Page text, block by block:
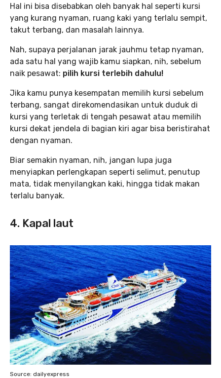
Hal ini bisa disebabkan oleh banyak hal seperti kursi
yang kurang nyaman, ruang kaki yang terlalu sempit,
takut terbang, dan masalah lainnya.
Nah, supaya perjalanan jarak jauhmu tetap nyaman,
ada satu hal yang wajib kamu siapkan, nih, sebelum
naik pesawat: pilih kursi terlebih dahulu!
Jika kamu punya kesempatan memilih kursi sebelum
terbang, sangat direkomendasikan untuk duduk di
kursi yang terletak di tengah pesawat atau memilih
kursi dekat jendela di bagian kiri agar bisa beristirahat
dengan nyaman.
Biar semakin nyaman, nih, jangan lupa juga
menyiapkan perlengkapan seperti selimut, penutup
mata, tidak menyilangkan kaki, hingga tidak makan
terlalu banyak.
4. Kapal laut
Source: dailyexpress